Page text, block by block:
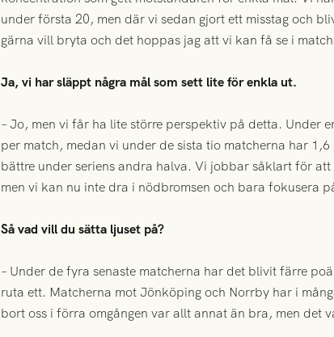
under första 20, men där vi sedan gjort ett misstag och
gärna vill bryta och det hoppas jag att vi kan få se i
Ja, vi har släppt några mål som sett lite för enkla ut.
– Jo, men vi får ha lite större perspektiv på detta. Under
per match, medan vi under de sista tio matcherna har
bättre under seriens andra halva. Vi jobbar såklart för
men vi kan nu inte dra i nödbromsen och bara fokusera
Så vad vill du sätta ljuset på?
– Under de fyra senaste matcherna har det blivit färre
ruta ett. Matcherna mot Jönköping och Norrby har i
bort oss i förra omgången var allt annat än bra, men det